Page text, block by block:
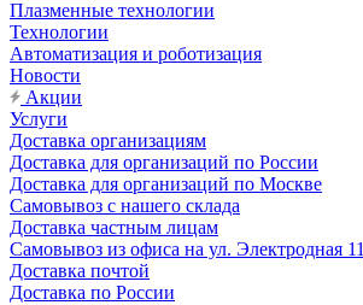
Плазменные технологии
Технологии
Автоматизация и роботизация
Новости
Акции
Услуги
Доставка организациям
Доставка для организаций по России
Доставка для организаций по Москве
Самовывоз с нашего склада
Доставка частным лицам
Самовывоз из офиса на ул. Электродная 11
Доставка почтой
Доставка по России